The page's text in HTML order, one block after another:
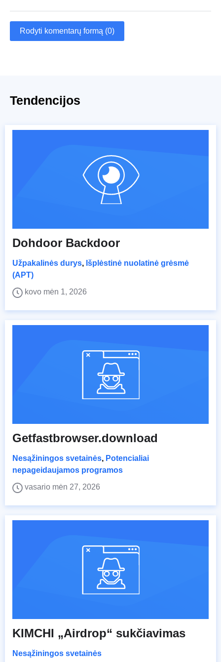
Rodyti komentarų formą (0)
Tendencijos
Dohdoor Backdoor
Užpakalinės durys, Išplėstinė nuolatinė grėsmė
(APT)
kovo mėn 1, 2026
Getfastbrowser.download
Nesąžiningos svetainės, Potencialiai
nepageidaujamos programos
vasario mėn 27, 2026
KIMCHI „Airdrop“ sukčiavimas
Nesąžiningos svetainės